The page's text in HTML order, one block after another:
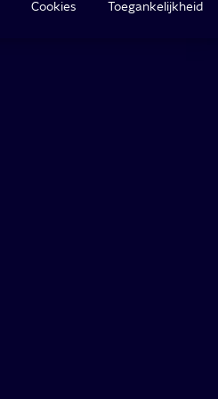
Cookies Toegankelijkheid